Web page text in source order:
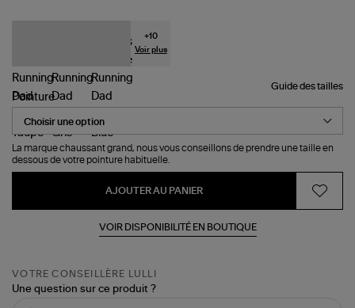
+10
Voir plus
Guide des tailles
Pointure
La marque chaussant grand, nous vous conseillons de prendre une taille en
dessous de votre pointure habituelle.
AJOUTER AU PANIER
VOIR DISPONIBILITÉ EN BOUTIQUE
VOTRE CONSEILLÈRE LULLI
Une question sur ce produit ?